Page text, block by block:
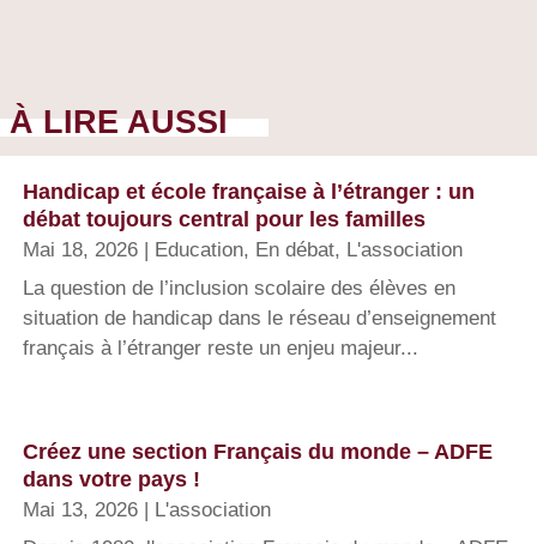
À LIRE AUSSI
Handicap et école française à l’étranger : un
débat toujours central pour les familles
Mai 18, 2026 Education, En débat, L'association
La question de l’inclusion scolaire des élèves en
situation de handicap dans le réseau d’enseignement
français à l’étranger reste un enjeu majeur...
Créez une section Français du monde – ADFE
dans votre pays !
Mai 13, 2026
L'association